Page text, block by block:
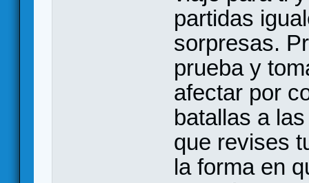
partidas
sorpresas.
prueba y
afectar por
batallas a
que revises
la forma en